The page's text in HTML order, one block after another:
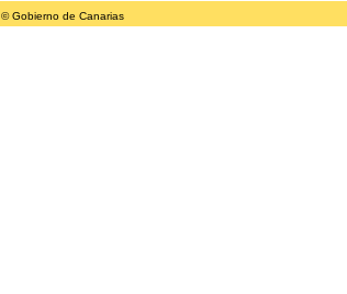
© Gobierno de Canarias